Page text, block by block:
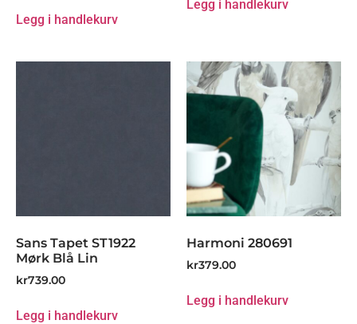
Legg i handlekurv
Legg i handlekurv
Sans Tapet ST1922
Mørk Blå Lin
kr739.00
Legg i handlekurv
Harmoni 280691
kr379.00
Legg i handlekurv